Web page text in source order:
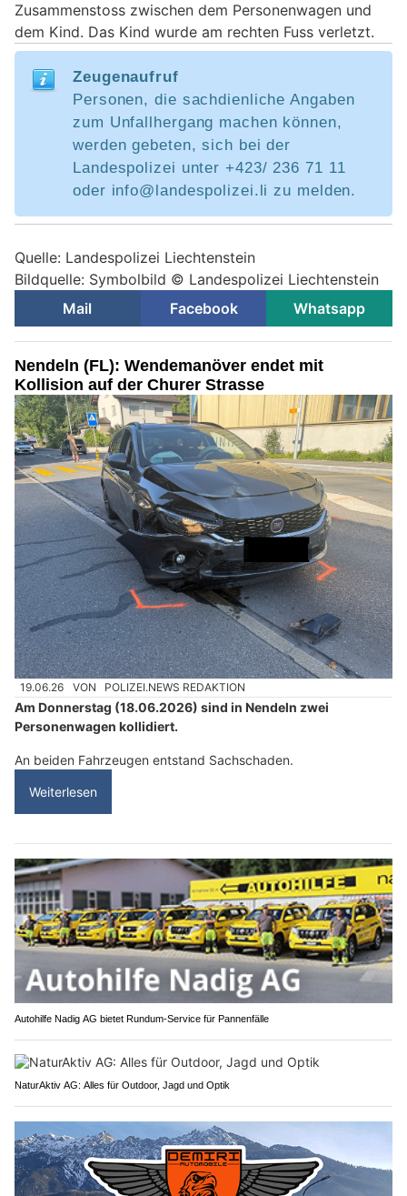
Zusammenstoss zwischen dem Personenwagen und
dem Kind. Das Kind wurde am rechten Fuss verletzt.
Zeugenaufruf
Personen, die sachdienliche Angaben
zum Unfallhergang machen können,
werden gebeten, sich bei der
Landespolizei unter +423/ 236 71 11
oder info@landespolizei.li zu melden.
Quelle: Landespolizei Liechtenstein
Bildquelle: Symbolbild © Landespolizei Liechtenstein
Mail
Facebook Whatsapp
Nendeln (FL): Wendemanöver endet mit
Kollision auf der Churer Strasse
19.06.26 VON POLIZEI.NEWS REDAKTION
Am Donnerstag (18.06.2026) sind in Nendeln zwei
Personenwagen kollidiert.
An beiden Fahrzeugen entstand Sachschaden.
Weiterlesen
Autohilfe Nadig AG bietet Rundum‑Service für Pannenfälle
NaturAktiv AG: Alles für Outdoor, Jagd und Optik